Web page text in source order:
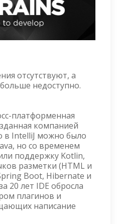
отсутствуют, а
недоступно.
платформенная
компанией
в IntelliJ можно было
но со временем
поддержку Kotlin,
разметки (HTML и
Boot, Hibernate и
20 лет IDE обросла
плагинов и
написание